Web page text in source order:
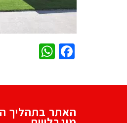
Facebook
האתר בתהליך